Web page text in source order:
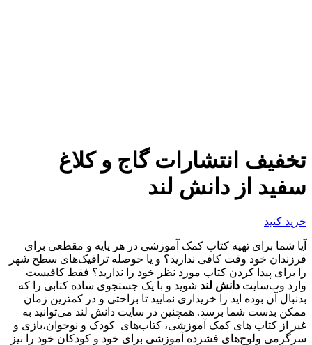
تخفیف انتشارات گاج و کلاغ
سفید از دانش لند
خرید کنید
آیا شما برای تهیه کتاب کمک آموزشی در هر پایه و مقطعی برای
فرزندان خود وقت کافی ندارید؟ و یا حوصله ترافیک‌های سطح شهر
را برای پیدا کردن کتاب مورد نظر خود را ندارید؟ فقط کافیست
وارد وب‌سایت دانش لند شوید و با یک جستجوی ساده کتابی را که
بدنبال آن بوده اید را خریداری نمایید تا براحتی و در کمترین زمان
ممکن بدست شما برسد. همچنین در سایت دانش لند می‌توانید به
غیر از کتاب های کمک آموزشی، کتاب‌های کودک و نوجوان،بازی و
سرگرمی ولوح‌های فشرده آموزشی برای خود و کودکان خود را نیز